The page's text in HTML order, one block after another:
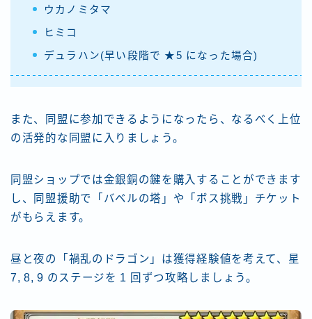
ウカノミタマ
ヒミコ
デュラハン(早い段階で ★5 になった場合)
また、同盟に参加できるようになったら、なるべく上位
の活発的な同盟に入りましょう。
同盟ショップでは金銀銅の鍵を購入することができます
し、同盟援助で「バベルの塔」や「ボス挑戦」チケット
がもらえます。
昼と夜の「禍乱のドラゴン」は獲得経験値を考えて、星
7, 8, 9 のステージを 1 回ずつ攻略しましょう。